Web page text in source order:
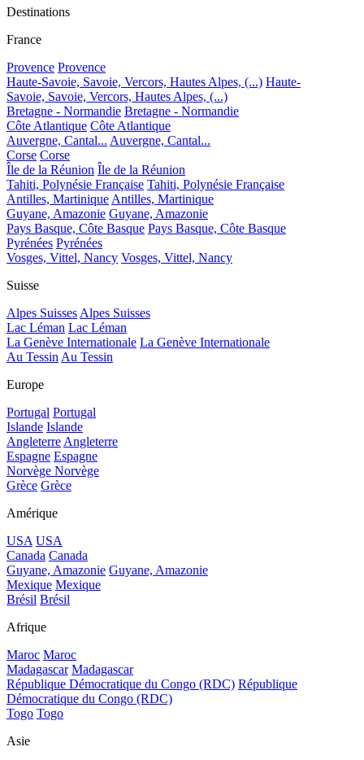
Destinations
France
Provence Provence
Haute-Savoie, Savoie, Vercors, Hautes Alpes, (...) Haute-
Savoie, Savoie, Vercors, Hautes Alpes, (...)
Bretagne - Normandie Bretagne - Normandie
Côte Atlantique Côte Atlantique
Auvergne, Cantal... Auvergne, Cantal...
Corse Corse
Île de la Réunion Île de la Réunion
Tahiti, Polynésie Française Tahiti, Polynésie Française
Antilles, Martinique Antilles, Martinique
Guyane, Amazonie Guyane, Amazonie
Pays Basque, Côte Basque Pays Basque, Côte Basque
Pyrénées Pyrénées
Vosges, Vittel, Nancy Vosges, Vittel, Nancy
Suisse
Alpes Suisses Alpes Suisses
Lac Léman Lac Léman
La Genève Internationale La Genève Internationale
Au Tessin Au Tessin
Europe
Portugal Portugal
Islande Islande
Angleterre Angleterre
Espagne Espagne
Norvège Norvège
Grèce Grèce
Amérique
USA USA
Canada Canada
Guyane, Amazonie Guyane, Amazonie
Mexique Mexique
Brésil Brésil
Afrique
Maroc Maroc
Madagascar Madagascar
République Démocratique du Congo (RDC) République
Démocratique du Congo (RDC)
Togo Togo
Asie